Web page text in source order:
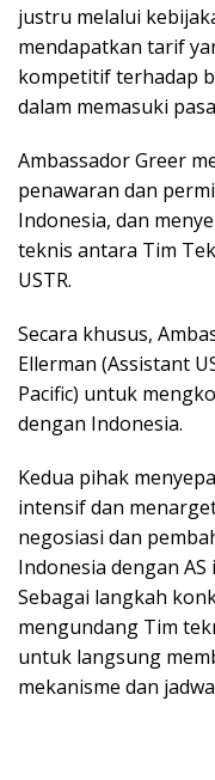
justru melalui
mendapatkan tarif
kompetitif terhadap
dalam memasuki
Ambassador Greer
penawaran dan
Indonesia, dan
teknis antara Tim
USTR.
Secara khusus,
Ellerman (Assistant
Pacific) untuk
dengan Indonesia.
Kedua pihak
intensif dan
negosiasi dan
Indonesia dengan
Sebagai langkah
mengundang Tim
untuk langsung
mekanisme dan